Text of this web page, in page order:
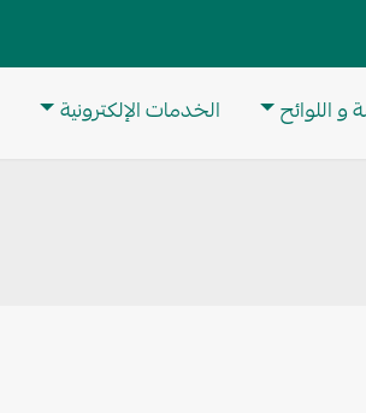
و اللوائح الخدمات الإلكترونية